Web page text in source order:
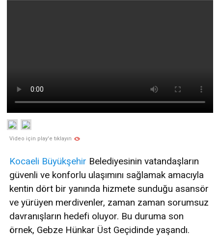
Video için play'e tıklayın
Kocaeli Büyükşehir Belediyesinin vatandaşların
güvenli ve konforlu ulaşımını sağlamak amacıyla
kentin dört bir yanında hizmete sunduğu asansör
ve yürüyen merdivenler, zaman zaman sorumsuz
davranışların hedefi oluyor. Bu duruma son
örnek, Gebze Hünkar Üst Geçidinde yaşandı.